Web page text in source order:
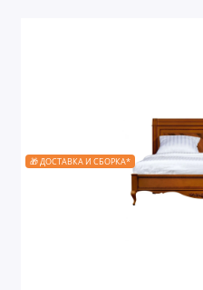
🎁 ДОСТАВКА И СБОРКА*